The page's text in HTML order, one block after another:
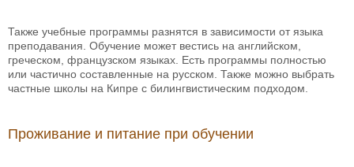
Также учебные программы разнятся в зависимости от языка
преподавания. Обучение может вестись на английском,
греческом, французском языках. Есть программы полностью
или частично составленные на русском. Также можно выбрать
частные школы на Кипре с билингвистическим подходом.
Проживание и питание при обучении